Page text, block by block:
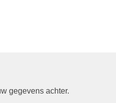
gegevens achter.